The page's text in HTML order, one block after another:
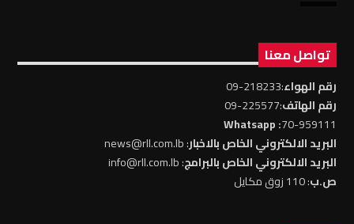
تواصل معنا
رقم الهواء:218233-09
رقم الهاتف:225577-09
70-959111
: Whatsapp
البريد الالكتروني الخاص بالاخبار: news@rll.com.lb
البريد الالكتروني الخاص بالبرامج: info@rll.com.lb
ص.ب: 110 زوق مكايل